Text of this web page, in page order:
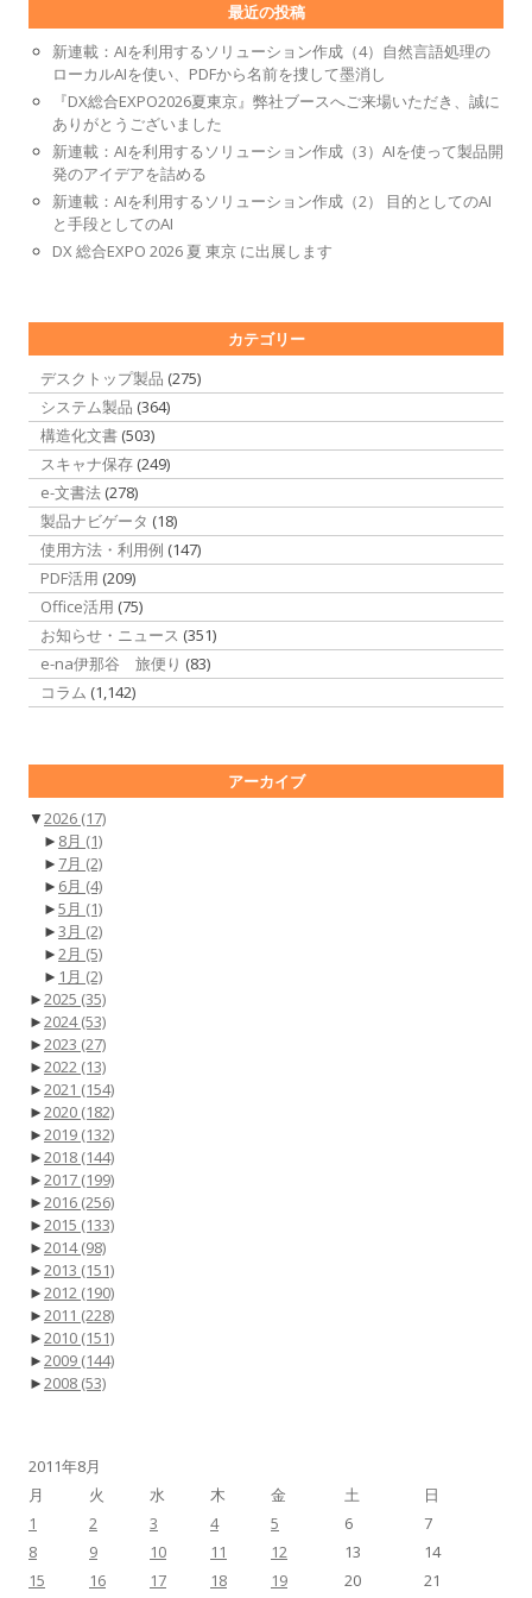
最近の投稿
新連載：AIを利用するソリューション作成（4）自然言語処理の
ローカルAIを使い、PDFから名前を捜して墨消し
『DX総合EXPO2026夏東京』弊社ブースへご来場いただき、誠に
ありがとうございました
新連載：AIを利用するソリューション作成（3）AIを使って製品開
発のアイデアを詰める
新連載：AIを利用するソリューション作成（2） 目的としてのAI
と手段としてのAI
DX 総合EXPO 2026 夏 東京 に出展します
カテゴリー
デスクトップ製品 (275)
システム製品 (364)
構造化文書 (503)
スキャナ保存 (249)
e-文書法 (278)
製品ナビゲータ (18)
使用方法・利用例 (147)
PDF活用 (209)
Office活用 (75)
お知らせ・ニュース (351)
e-na伊那谷 旅便り (83)
コラム (1,142)
アーカイブ
▼2026 (17)
► 8月 (1)
► 7月 (2)
► 6月 (4)
►5月 (1)
►3月 (2)
►2月 (5)
► 1月 (2)
►2025 (35)
►2024(53)
►2023 (27)
►2022 (13)
►2021 (154)
►2020 (182)
►2019 (132)
►2018 (144)
►2017 (199)
►2016 (256)
►2015 (133)
►2014(98)
►2013 (151)
►2012 (190)
►2011 (228)
►2010 (151)
►2009 (144)
►2008 (53)
2011年8月
月
火 水 木 金 土
日
1
2 3 4 5 6
7
8
9 10 11 12 13
14
15
16 17 18 19 20
21